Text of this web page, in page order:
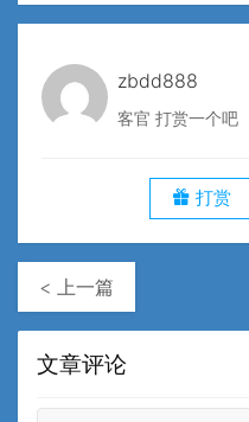
zbdd888
客官 打赏一个吧
打赏
< 上一篇
文章评论